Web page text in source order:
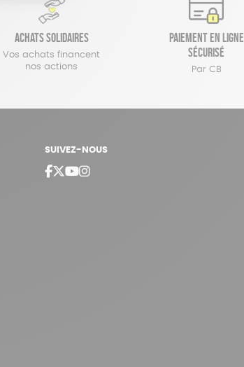
Achats solidaires
Vos achats financent
nos actions
Paiement en ligne
sécurisé
Par CB
SUIVEZ-NOUS